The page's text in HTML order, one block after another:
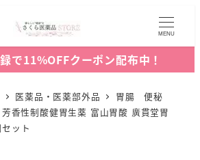
MENU
で11%OFFクーポン配布中！
医薬品・医薬部外品
胃腸 便秘
芳香性制酸健胃生薬 富山胃酸 廣貫堂胃
ット